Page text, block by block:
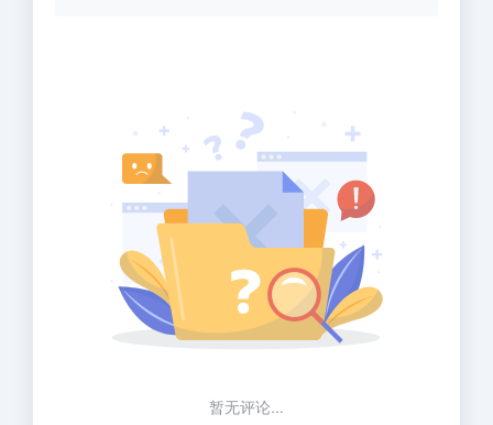
暂无评论...